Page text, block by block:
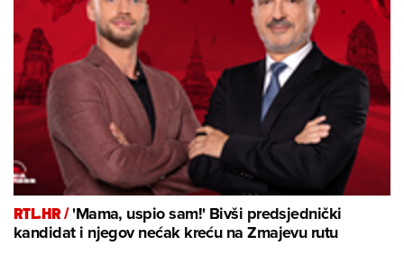
RTL.HR /'Mama, uspio sam!' Bivši predsjednički
kandidat i njegov nećak kreću na Zmajevu rutu